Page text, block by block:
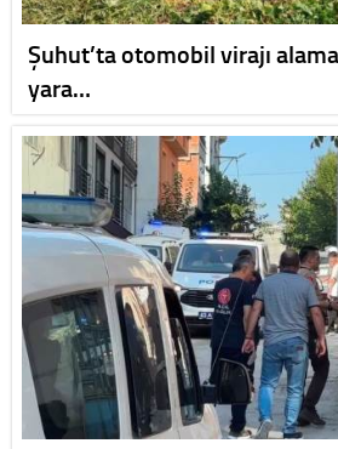
Şuhut’ta otomobil virajı
yara…